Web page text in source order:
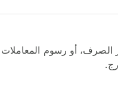
أو رسوم المعاملات